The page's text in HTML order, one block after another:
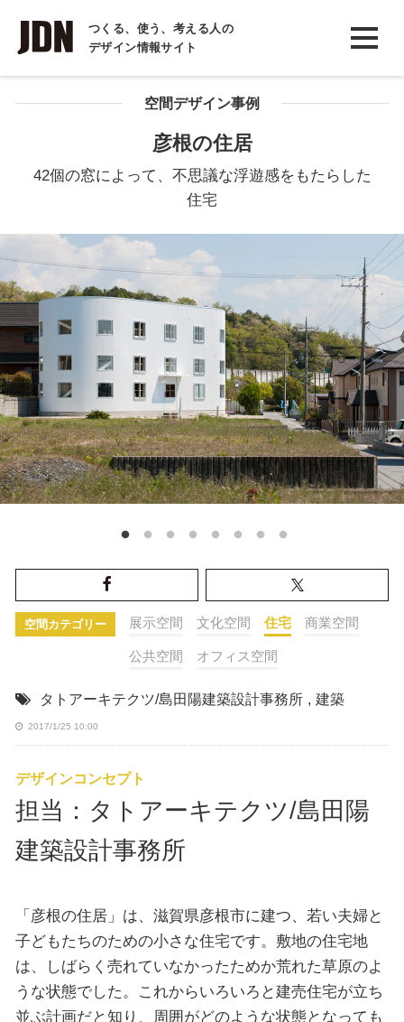
つくる、使う、考える人の
デザイン情報サイト
INTERVIEW
インタビュー
REPORT
COLUMN
空間デザイン事例
彦根の住居
42個の窓によって、不思議な浮遊感をもたらした
住宅
空間カテゴリー 展示空間 文化空間 住宅 商業空間
公共空間 オフィス空間
タトアーキテクツ/島田陽建築設計事務所 , 建築
2017/1/25 10:00
デザインコンセプト
担当：タトアーキテクツ/島田陽
建築設計事務所
「彦根の住居」は、滋賀県彦根市に建つ、若い夫婦と
子どもたちのための小さな住宅です。敷地の住宅地
は、しばらく売れていなかったためか荒れた草原のよ
うな状態でした。これからいろいろと建売住宅が立ち
並ぶ計画だと知り、周囲がどのような状態となっても